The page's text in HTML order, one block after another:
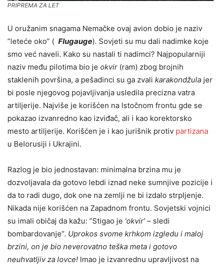
PRIPREMA ZA LET
U oružanim snagama Nemačke ovaj avion dobio je naziv
”leteće oko” ( Flugauge). Sovjeti su mu dali nadimke koje
smo već naveli. Kako su nastali ti nadimci? Najpopularniji
naziv među pilotima bio je okvir (ram) zbog brojnih
staklenih površina, a pešadinci su ga zvali karakondžula jer
bi posle njegovog pojavljivanja usledila precizna vatra
artiljerije. Najviše je korišćen na Istočnom frontu gde se
pokazao izvanredno kao izviđač, ali i kao korektorsko
mesto artiljerije. Korišćen je i kao jurišnik protiv partizana
u Belorusiji i Ukrajini.
Razlog je bio jednostavan: minimalna brzina mu je
dozvoljavala da gotovo lebdi iznad neke sumnjive pozicije i
da to radi dugo, dok one na zemlji ne bi izdalo strpljenje.
Nikada nije korišćen na Zapadnom frontu. Sovjetski vojnici
su imali običaj da kažu: ”Stigao je ‘okvir’– sledi
bombardovanje”. Uprokos svome krhkom izgledu i maloj
brzini, on je bio neverovatno teška meta i gotovo
neuhvatljiv za lovce! Imao je izvanrednu upravljivost na